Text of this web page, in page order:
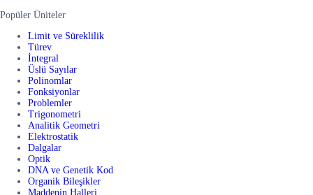
Popüler Üniteler
Limit ve Süreklilik
Türev
İntegral
Üslü Sayılar
Polinomlar
Fonksiyonlar
Problemler
Trigonometri
Analitik Geometri
Elektrostatik
Dalgalar
Optik
DNA ve Genetik Kod
Organik Bileşikler
Maddenin Halleri